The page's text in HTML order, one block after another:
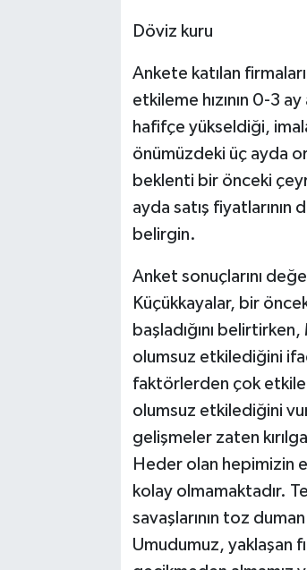
Döviz kuru
Ankete katılan
etkileme hızının 0-3
hafifçe yükseldiği,
önümüzdeki üç ayda
beklenti bir önceki
ayda satış
belirgin.
Anket sonuçlarını
Küçükkayalar, bir
başladığını
olumsuz etkilediğini
faktörlerden çok
olumsuz etkilediğini
gelişmeler zaten
Heder olan hepimizin
kolay olmamaktadır.
savaşlarının toz
Umudumuz, yaklaşan